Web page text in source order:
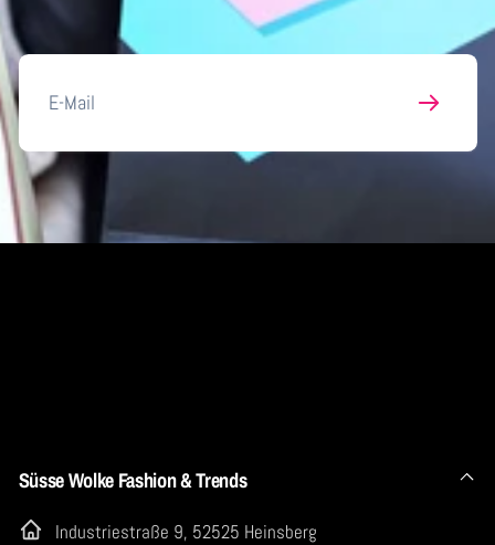
E-
Mail
Süsse Wolke Fashion & Trends
Industriestraße 9, 52525 Heinsberg